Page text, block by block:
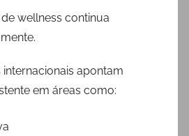
wellness continua
apontam
em áreas como: